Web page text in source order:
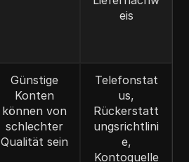
eis
Günstige
Konten
können von
schlechter
Qualität sein
Telefonstat
us,
Rückerstatt
ungsrichtlini
e,
Kontoquelle